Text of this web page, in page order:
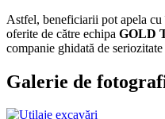
Astfel, beneficiarii pot apela
oferite de către echipa GOLD
companie ghidată de
Galerie de